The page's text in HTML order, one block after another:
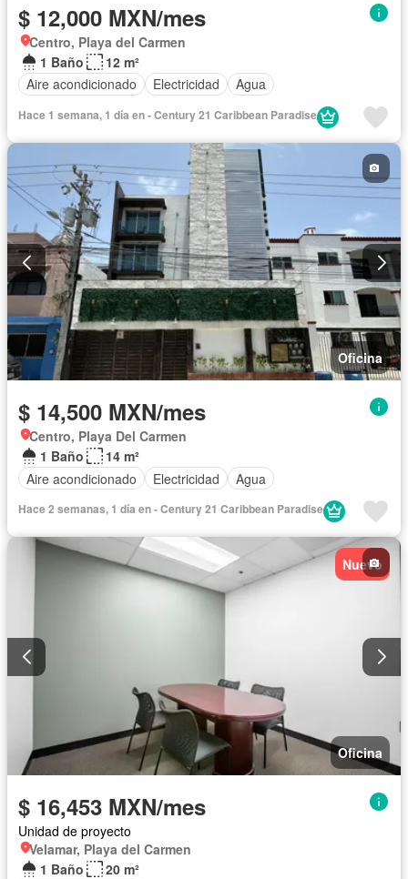
$ 12,000 MXN/mes
Centro, Playa del Carmen
1 Baño
12 m²
Aire acondicionado
Electricidad Agua
Hace 1 semana, 1 día en - Century 21 Caribbean Paradise
Oficina
$ 14,500 MXN/mes
Centro, Playa Del Carmen
1 Baño
14 m²
Aire acondicionado
Electricidad Agua
Hace 2 semanas, 1 día en - Century 21 Caribbean Paradise
Nuevo
Oficina
$ 16,453 MXN/mes
Unidad de proyecto
Velamar, Playa del Carmen
1 Baño
20 m²